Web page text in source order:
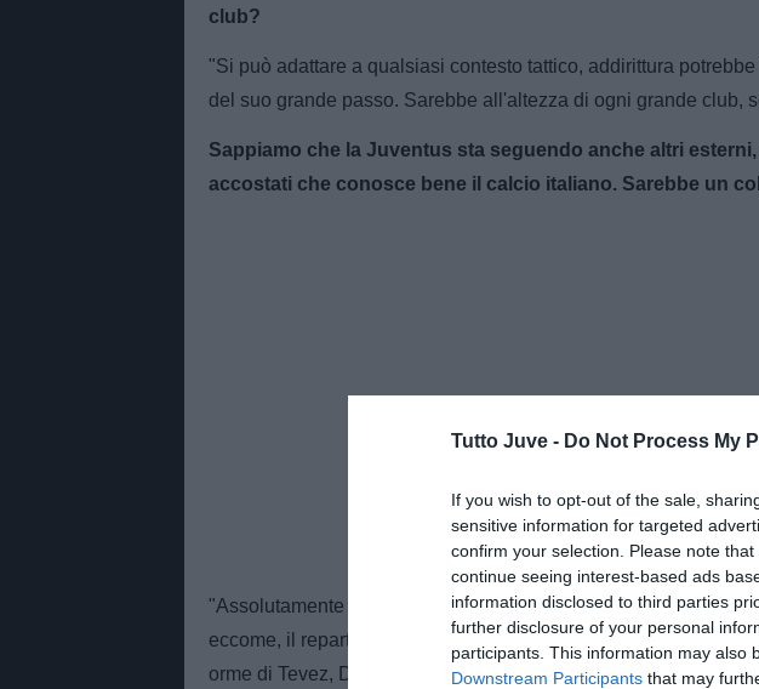
Tutto Juve - Do Not Process My
If you wish to opt-out of the sale,
sensitive information for targeted
confirm your selection. Please note
continue seeing interest-based ads
information disclosed to third parties
further disclosure of your personal
participants. This information may also
Downstream Participants that may
club?
"Si può adattare a qualsiasi contesto tattico, addirittura
del suo grande passo. Sarebbe all'altezza di ogni grande club,
Sappiamo che la Juventus sta seguendo anche altri
accostati che conosce bene il calcio italiano. Sarebbe un
"Assolutamente sì, è un top player e sarebbe un colpaccio per
eccome, il reparto offensivo già importante dei bianconeri. E
orme di Tevez, Dybala e di tutti gli altri grandi calciatori